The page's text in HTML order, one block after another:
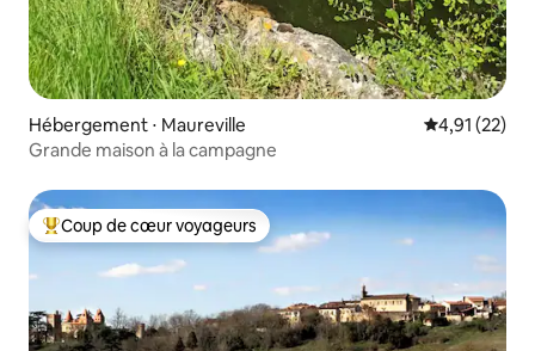
Hébergement ⋅ Maureville Évaluation
4,91 (22)
Grande maison à la campagne
Coups de cœur voyageurs les plus appréciés
Coup de cœur voyageurs